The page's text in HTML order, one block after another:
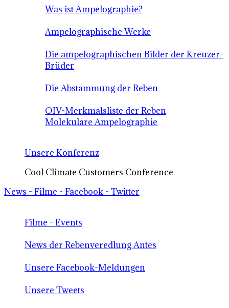
Was ist Ampelographie?
Ampelographische Werke
Die ampelographischen Bilder der Kreuzer-
Brüder
Die Abstammung der Reben
OIV-Merkmalsliste der Reben
Molekulare Ampelographie
Unsere Konferenz
Cool Climate Customers Conference
News - Filme - Facebook - Twitter
Filme - Events
News der Rebenveredlung Antes
Unsere Facebook-Meldungen
Unsere Tweets